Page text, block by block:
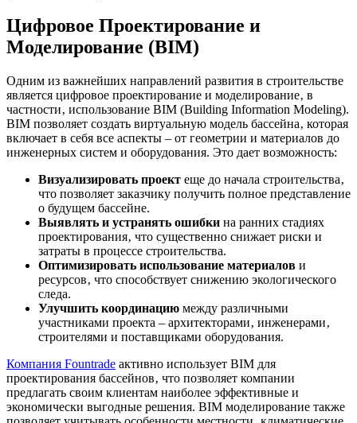
Цифровое Проектирование и
Моделирование (BIM)
Одним из важнейших направлений развития в строительстве
является цифровое проектирование и моделирование‚ в
частности‚ использование BIM (Building Information Modeling).
BIM позволяет создать виртуальную модель бассейна‚ которая
включает в себя все аспекты – от геометрии и материалов до
инженерных систем и оборудования. Это дает возможность:
Визуализировать проект еще до начала строительства‚
что позволяет заказчику получить полное представление
о будущем бассейне.
Выявлять и устранять ошибки на ранних стадиях
проектирования‚ что существенно снижает риски и
затраты в процессе строительства.
Оптимизировать использование материалов и
ресурсов‚ что способствует снижению экологического
следа.
Улучшить координацию между различными
участниками проекта – архитекторами‚ инженерами‚
строителями и поставщиками оборудования.
Компания Fountrade активно использует BIM для
проектирования бассейнов‚ что позволяет компании
предлагать своим клиентам наиболее эффективные и
экономически выгодные решения. BIM моделирование также